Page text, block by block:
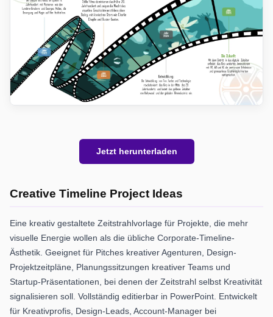
Jetzt herunterladen
Creative Timeline Project Ideas
Eine kreativ gestaltete Zeitstrahlvorlage für Projekte, die mehr
visuelle Energie wollen als die übliche Corporate-Timeline-
Ästhetik. Geeignet für Pitches kreativer Agenturen, Design-
Projektzeitpläne, Planungssitzungen kreativer Teams und
Startup-Präsentationen, bei denen der Zeitstrahl selbst Kreativität
signalisieren soll. Vollständig editierbar in PowerPoint. Entwickelt
für Kreativprofis, Design-Leads, Account-Manager bei